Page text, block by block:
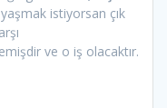
istiyorsan çık
ve o iş olacaktır.